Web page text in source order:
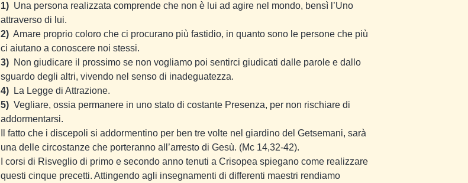
1) Una persona realizzata comprende che non è lui ad agire nel mondo, bensì l’Uno
attraverso di lui.
2) Amare proprio coloro che ci procurano più fastidio, in quanto sono le persone che più
ci aiutano a conoscere noi stessi.
3)
Non giudicare il prossimo se non vogliamo poi sentirci giudicati dalle parole e dallo
sguardo degli altri, vivendo nel senso di inadeguatezza.
4)
La Legge di Attrazione.
5) Vegliare, ossia permanere in uno stato di costante Presenza, per non rischiare di
addormentarsi.
Il fatto che i discepoli si addormentino per ben tre volte nel giardino del Getsemani, sarà
una delle circostanze che porteranno all’arresto di Gesù. (Mc 14,32-42).
I corsi di Risveglio di primo e secondo anno tenuti a Crisopea spiegano come realizzare
questi cinque precetti. Attingendo agli insegnamenti di differenti maestri rendiamo